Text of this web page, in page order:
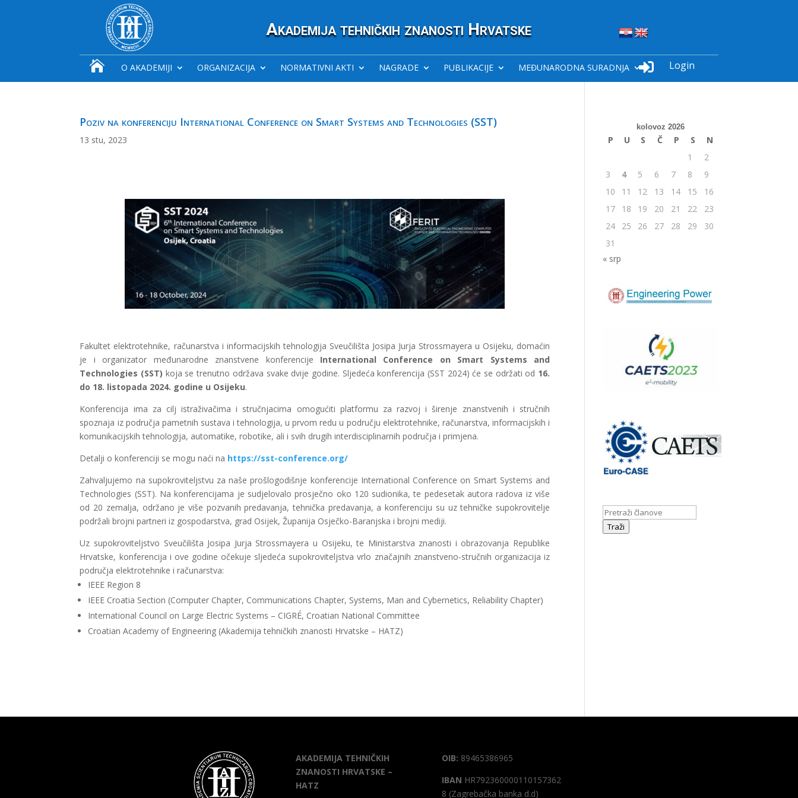
Akademija tehničkih znanosti Hrvatske
 O AKADEMIJI ORGANIZACIJA NORMATIVNI AKTI NAGRADE PUBLIKACIJE MEĐUNARODNA SURADNJA  Login
Poziv na konferenciju International Conference on Smart Systems and Technologies (SST)
13 stu, 2023
Fakultet elektrotehnike, računarstva i informacijskih tehnologija Sveučilišta Josipa Jurja Strossmayera u Osijeku, domaćin
je i organizator međunarodne znanstvene konferencije International Conference on Smart Systems and
Technologies (SST) koja se trenutno održava svake dvije godine. Sljedeća konferencija (SST 2024) će se održati od 16.
do 18. listopada 2024. godine u Osijeku.
Konferencija ima za cilj istraživačima i stručnjacima omogućiti platformu za razvoj i širenje znanstvenih i stručnih
spoznaja iz područja pametnih sustava i tehnologija, u prvom redu u području elektrotehnike, računarstva, informacijskih i
komunikacijskih tehnologija, automatike, robotike, ali i svih drugih interdisciplinarnih područja i primjena.
Detalji o konferenciji se mogu naći na https://sst-conference.org/
Zahvaljujemo na supokroviteljstvu za naše prošlogodišnje konferencije International Conference on Smart Systems and
Technologies (SST). Na konferencijama je sudjelovalo prosječno oko 120 sudionika, te pedesetak autora radova iz više
od 20 zemalja, održano je više pozvanih predavanja, tehnička predavanja, a konferenciju su uz tehničke supokrovitelje
podržali brojni partneri iz gospodarstva, grad Osijek, Županija Osječko-Baranjska i brojni mediji.
Uz supokroviteljstvo Sveučilišta Josipa Jurja Strossmayera u Osijeku, te Ministarstva znanosti i obrazovanja Republike
Hrvatske, konferencija i ove godine očekuje sljedeća supokroviteljstva vrlo značajnih znanstveno-stručnih organizacija iz
područja elektrotehnike i računarstva:
IEEE Region 8
IEEE Croatia Section (Computer Chapter, Communications Chapter, Systems, Man and Cybernetics, Reliability Chapter)
International Council on Large Electric Systems – CIGRÉ, Croatian National Committee
Croatian Academy of Engineering (Akademija tehničkih znanosti Hrvatske – HATZ)
kolovoz 2026
P U S Č P S
N
1
2
3
4 5 6 7 8
9
10
11 12 13 14 15
16
17
18 19 20 21 22
23
24
25 26 27 28 29
30
31
« srp
Traži
AKADEMIJA TEHNIČKIH
ZNANOSTI HRVATSKE –
HATZ
OIB: 89465386965
IBAN HR792360000110157362
8 (Zagrebačka banka d.d)